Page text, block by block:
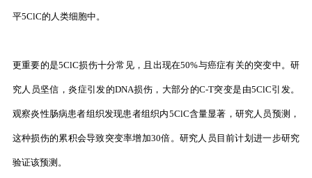
平5ClC的人类细胞中。
更重要的是5ClC损伤十分常见，且出现在50%与癌症有关的突变中。研
究人员坚信，炎症引发的DNA损伤，大部分的C-T突变是由5ClC引发。
观察炎性肠病患者组织发现患者组织内5ClC含量显著，研究人员预测，
这种损伤的累积会导致突变率增加30倍。研究人员目前计划进一步研究
验证该预测。